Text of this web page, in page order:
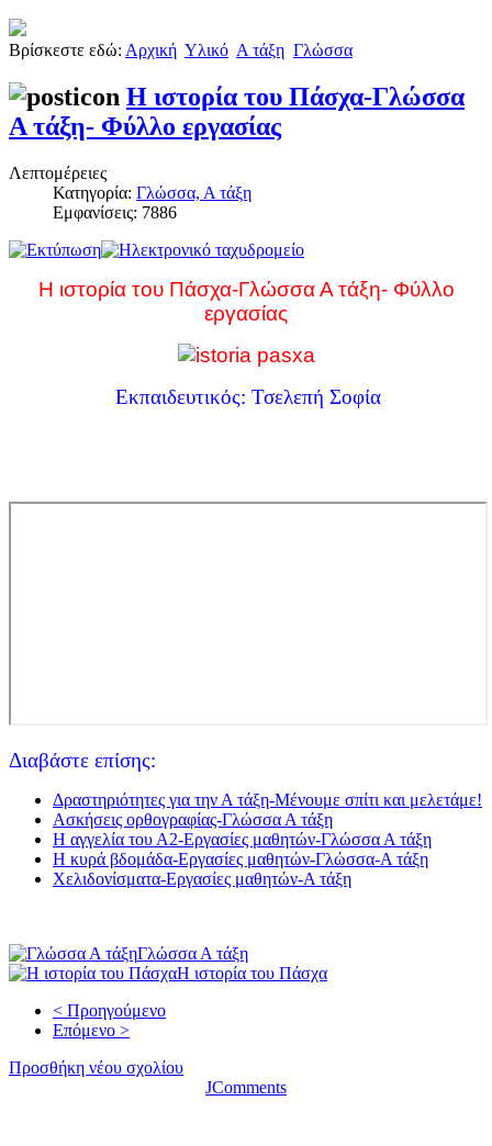
Βρίσκεστε εδώ: Αρχική Υλικό Α τάξη Γλώσσα
Η ιστορία του Πάσχα-Γλώσσα
Α τάξη- Φύλλο εργασίας
Λεπτομέρειες
Κατηγορία: Γλώσσα, Α τάξη
Εμφανίσεις: 7886
Η ιστορία του Πάσχα-Γλώσσα Α τάξη- Φύλλο
εργασίας
Εκπαιδευτικός: Τσελεπή Σοφία
Διαβάστε επίσης:
Δραστηριότητες για την Α τάξη-Μένουμε σπίτι και μελετάμε!
Ασκήσεις ορθογραφίας-Γλώσσα Α τάξη
Η αγγελία του Α2-Εργασίες μαθητών-Γλώσσα Α τάξη
Η κυρά βδομάδα-Εργασίες μαθητών-Γλώσσα-Α τάξη
Χελιδονίσματα-Εργασίες μαθητών-Α τάξη
Γλώσσα Α τάξη
Η ιστορία του Πάσχα
< Προηγούμενο
Επόμενο >
Προσθήκη νέου σχολίου
JComments